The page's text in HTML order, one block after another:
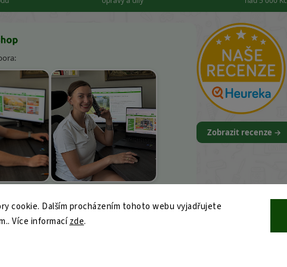
cookie. Dalším procházením tohoto webu vyjadřujete
Více informacízde.
shop.cz
Zobrazit recenze →